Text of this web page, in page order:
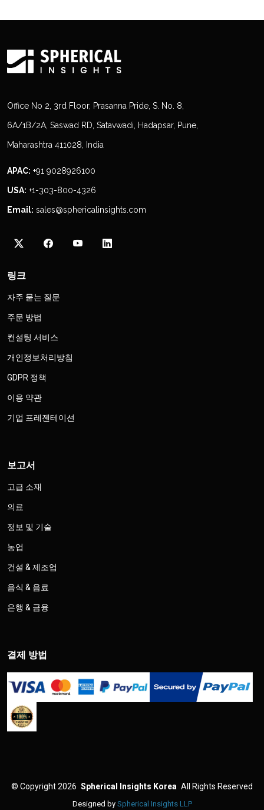
Office No 2, 3rd Floor, Prasanna Pride, S. No. 8,
6A/1B/2A, Saswad RD, Satavwadi, Hadapsar, Pune,
Maharashtra 411028, India
APAC: +91 9028926100
USA: +1-303-800-4326
Email: sales@sphericalinsights.com
링크
자주 묻는 질문
주문 방법
컨설팅 서비스
개인정보처리방침
GDPR 정책
이용 약관
기업 프레젠테이션
보고서
고급 소재
의료
정보 및 기술
농업
건설 & 제조업
음식 & 음료
은행 & 금융
결제 방법
© Copyright 2026 Spherical Insights Korea All Rights Reserved
Designed by Spherical Insights LLP